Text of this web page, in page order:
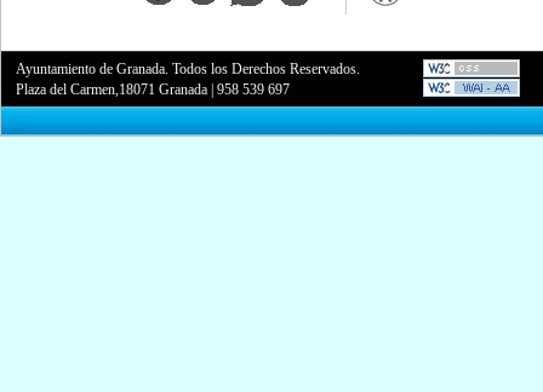
Ayuntamiento de Granada. Todos los Derechos Reservados.
Plaza del Carmen,18071 Granada |958 539 697